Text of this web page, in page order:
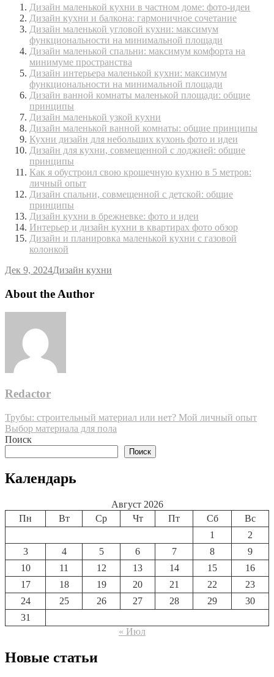
Дизайн маленькой кухни в частном доме: фото-идеи
Дизайн кухни и балкона: гармоничное сочетание
Дизайн маленькой угловой кухни: максимум
функциональности на минимальной площади
Дизайн маленькой спальни: максимум комфорта на
минимуме пространства
Дизайн интерьера маленькой кухни: максимум
функциональности на минимальной площади
Дизайн ванной комнаты маленькой площади: общие
принципы
Дизайн маленькой узкой кухни
Дизайн маленькой ванной комнаты: общие принципы
Кухни дизайн для небольших кухонь фото и идеи
Дизайн для кухни, совмещенной с лоджией: общие
принципы
Как я обустроил свою крошечную кухню в 5 метров:
личный опыт
Дизайн спальни, совмещенной с детской: общие
принципы
Дизайн кухни в брежневке: фото и идеи
Интерьер и дизайн кухни в квартирах фото обзор
Дизайн и планировка маленькой кухни с газовой
колонкой
Дек 9, 2024Дизайн кухни
About the Author
Redactor
Навигация
по
Трубы: строительный материал или нет? Мой личный опыт
Выбор материала для пола
Поиск
Поиск
Календарь
Август 2026
Пн
Вт Ср Чт Пт Сб
Вс
1
2
3
4 5 6 7 8
9
10
11 12 13 14 15
16
17
18 19 20 21 22
23
24
25 26 27 28 29
30
31
« Июл
Новые статьи